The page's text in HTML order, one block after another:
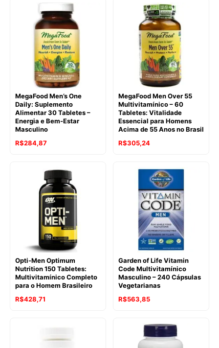
MegaFood Men’s One
Daily: Suplemento
Alimentar 30 Tabletes –
Energia e Bem-Estar
Masculino
R$284,87
MegaFood Men Over 55
Multivitamínico – 60
Tabletes: Vitalidade
Essencial para Homens
Acima de 55 Anos no Brasil
R$305,24
Opti-Men Optimum
Nutrition 150 Tabletes:
Multivitamínico Completo
para o Homem Brasileiro
R$428,71
Garden of Life Vitamin
Code Multivitamínico
Masculino – 240 Cápsulas
Vegetarianas
R$563,85